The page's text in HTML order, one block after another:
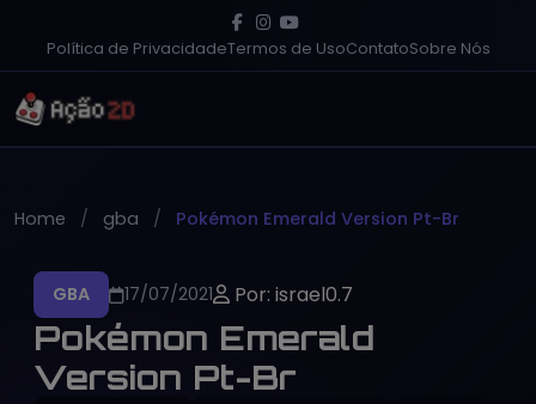
Política de PrivacidadeTermos de UsoContatoSobre Nós
Home gba Pokémon Emerald Version Pt-Br
GBA 17/07/2021 Por: israel0.7
Pokémon Emerald
Version Pt-Br